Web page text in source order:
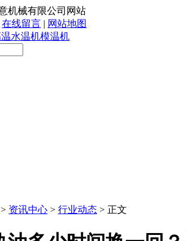
机械有限公司网站
在线留言 | 网站地图
> 资讯中心 > 行业动态 > 正文